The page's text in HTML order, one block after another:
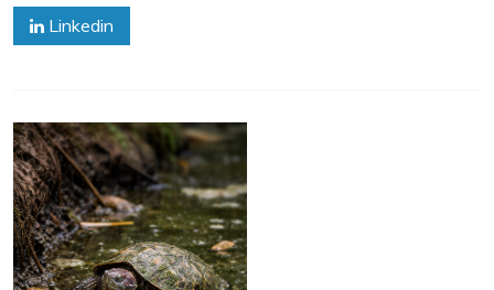
Linkedin